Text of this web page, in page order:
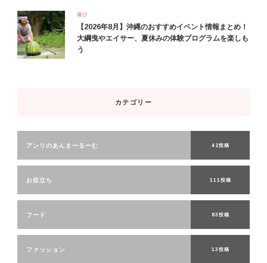
遊び
【2026年8月】沖縄のおすすめイベント情報まとめ！
大綱曳やエイサー、夏休みの体験プログラムを楽しも
う
カテゴリー
アンリのあんまーるーむ 42投稿
お役立ち 111投稿
フード 83投稿
ファッション 13投稿